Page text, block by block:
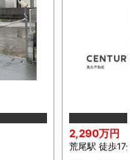
2,290万円
荒尾駅 徒歩17